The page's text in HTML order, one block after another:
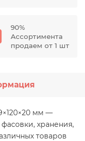
90%
Ассортимента
продаем от 1 шт
мм —
хранения,
товаров